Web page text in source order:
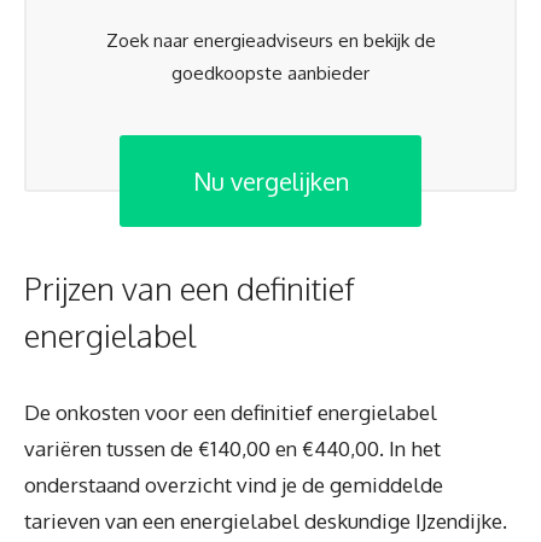
Zoek naar energieadviseurs en bekijk de
goedkoopste aanbieder
Nu vergelijken
Prijzen van een definitief
energielabel
De onkosten voor een definitief energielabel
variëren tussen de €140,00 en €440,00. In het
onderstaand overzicht vind je de gemiddelde
tarieven van een energielabel deskundige IJzendijke.